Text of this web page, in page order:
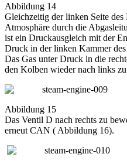
Abbildung 14
Gleichzeitig der linken Seite
Atmosphäre durch die
ist ein Druckausgleich mit der
Druck in der linken Kammer
Das Gas unter Druck in die
den Kolben wieder nach links
Abbildung 15
Das Ventil D nach rechts zu
erneut CAN ( Abbildung 16).